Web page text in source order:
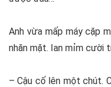
Anh vừa mấp máy cặp
nhăn mặt. Ian mỉm cười
– Cậu cố lên một chút.